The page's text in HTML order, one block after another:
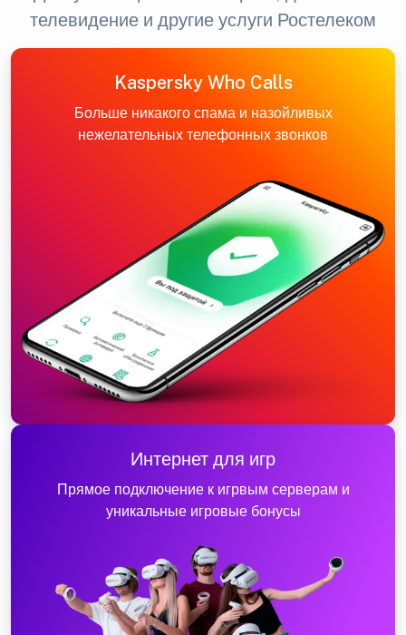
телевидение и другие услуги Ростелеком
Kaspersky Who Calls
Больше никакого спама и назойливых
нежелательных телефонных звонков
Интернет для игр
Прямое подключение к игрвым серверам и
уникальные игровые бонусы